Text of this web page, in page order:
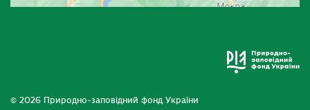
© 2026 Природно-заповідний фонд України